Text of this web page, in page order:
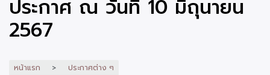
เพลิง
ประกาศ ณ วันที่ 10 มิถุนายน
2567
หน้าแรก ประกาศต่าง ๆ